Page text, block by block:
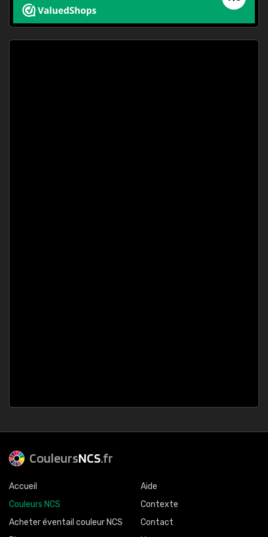
CouleursNCS.fr
Accueil
Couleurs NCS
Acheter éventail couleur NCS
Aide
Contexte
Contact